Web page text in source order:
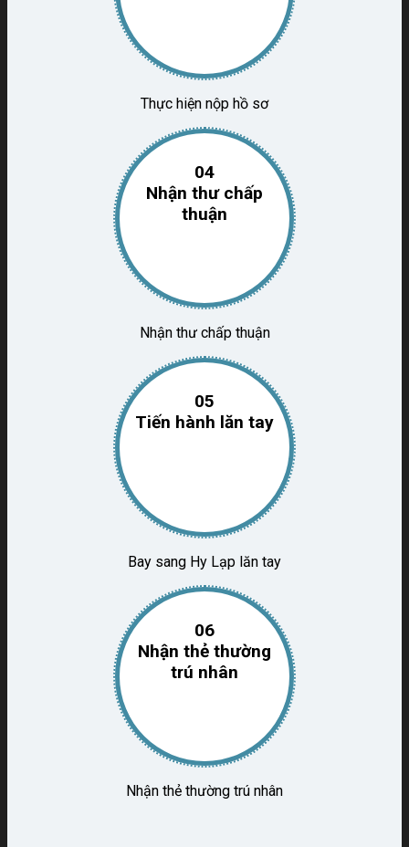
Thực hiện nộp hồ sơ
04
Nhận thư chấp
thuận
Nhận thư chấp thuận
05
Tiến hành lăn tay
Bay sang Hy Lạp lăn tay
06
Nhận thẻ thường
trú nhân
Nhận thẻ thường trú nhân